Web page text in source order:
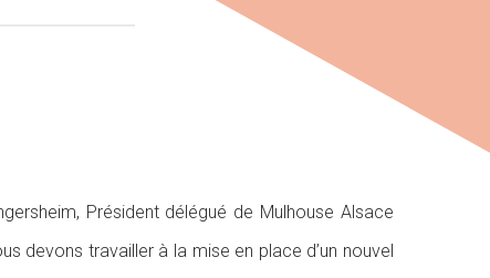
Président délégué de Mulhouse Alsace
devons travailler à la mise en place d’un nouvel